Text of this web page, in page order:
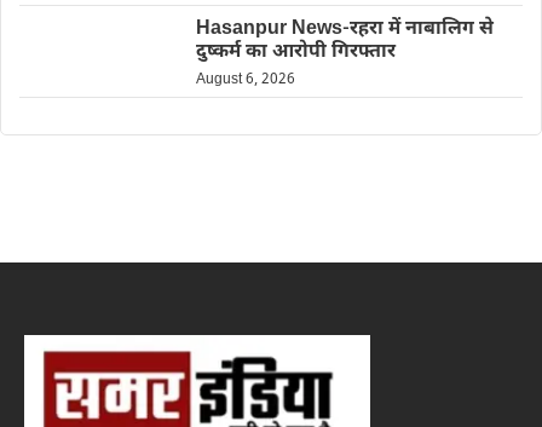
Hasanpur News-रहरा में नाबालिग से
दुष्कर्म का आरोपी गिरफ्तार
August 6, 2026